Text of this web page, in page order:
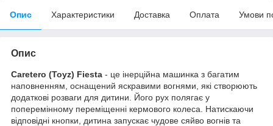
Опис Характеристики Доставка Оплата Умови
Опис
Caretero (Toyz) Fiesta - це інерційна машинка з багатим
наповненням, оснащений яскравими вогнями, які створюють
додаткові розваги для дитини. Його рух полягає у
поперемінному переміщенні кермового колеса. Натискаючи
відповідні кнопки, дитина запускає чудове сяйво вогнів та